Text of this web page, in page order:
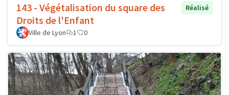
143 - Végétalisation du square des
Droits de l'Enfant
Réalisé
Ville de Lyon 1 0